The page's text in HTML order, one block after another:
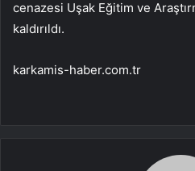
cenazesi Uşak Eğitim ve
kaldırıldı.
karkamis-haber.com.tr